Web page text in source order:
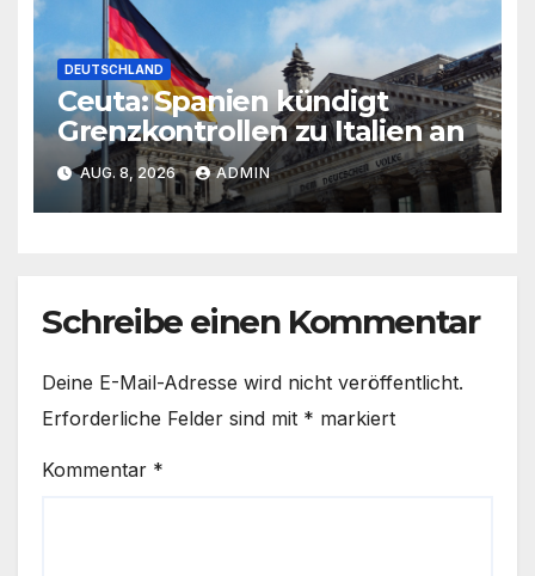
DEUTSCHLAND
Ceuta: Spanien kündigt
Grenzkontrollen zu Italien an
AUG. 8, 2026 ADMIN
Schreibe einen Kommentar
Deine E-Mail-Adresse wird nicht veröffentlicht.
Erforderliche Felder sind mit * markiert
Kommentar *